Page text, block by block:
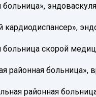
больница»,
скорой
районная больница»,
районная